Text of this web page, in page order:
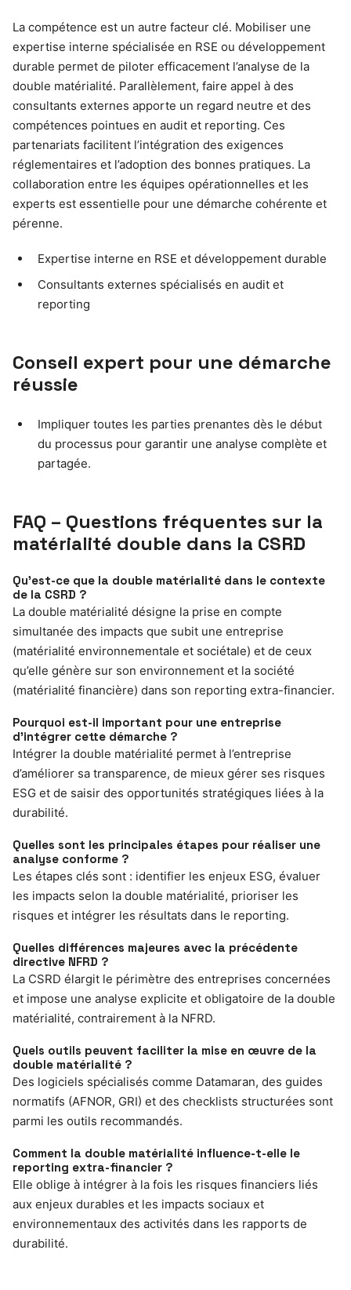
La compétence est un autre facteur clé. Mobiliser une
expertise interne spécialisée en RSE ou développement
durable permet de piloter efficacement l’analyse de la
double matérialité. Parallèlement, faire appel à des
consultants externes apporte un regard neutre et des
compétences pointues en audit et reporting. Ces
partenariats facilitent l’intégration des exigences
réglementaires et l’adoption des bonnes pratiques. La
collaboration entre les équipes opérationnelles et les
experts est essentielle pour une démarche cohérente et
pérenne.
Expertise interne en RSE et développement durable
Consultants externes spécialisés en audit et
reporting
Conseil expert pour une démarche
réussie
Impliquer toutes les parties prenantes dès le début
du processus pour garantir une analyse complète et
partagée.
FAQ – Questions fréquentes sur la
matérialité double dans la CSRD
Qu’est-ce que la double matérialité dans le contexte
de la CSRD ?
La double matérialité désigne la prise en compte
simultanée des impacts que subit une entreprise
(matérialité environnementale et sociétale) et de ceux
qu’elle génère sur son environnement et la société
(matérialité financière) dans son reporting extra-financier.
Pourquoi est-il important pour une entreprise
d’intégrer cette démarche ?
Intégrer la double matérialité permet à l’entreprise
d’améliorer sa transparence, de mieux gérer ses risques
ESG et de saisir des opportunités stratégiques liées à la
durabilité.
Quelles sont les principales étapes pour réaliser une
analyse conforme ?
Les étapes clés sont : identifier les enjeux ESG, évaluer
les impacts selon la double matérialité, prioriser les
risques et intégrer les résultats dans le reporting.
Quelles différences majeures avec la précédente
directive NFRD ?
La CSRD élargit le périmètre des entreprises concernées
et impose une analyse explicite et obligatoire de la double
matérialité, contrairement à la NFRD.
Quels outils peuvent faciliter la mise en œuvre de la
double matérialité ?
Des logiciels spécialisés comme Datamaran, des guides
normatifs (AFNOR, GRI) et des checklists structurées sont
parmi les outils recommandés.
Comment la double matérialité influence-t-elle le
reporting extra-financier ?
Elle oblige à intégrer à la fois les risques financiers liés
aux enjeux durables et les impacts sociaux et
environnementaux des activités dans les rapports de
durabilité.